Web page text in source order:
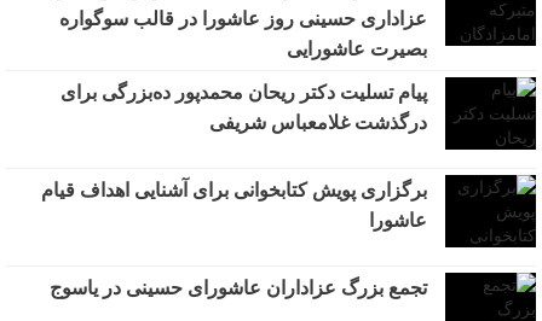
عزاداری حسینی روز عاشورا در قالب سوگواره
بصیرت عاشورایی
پیام تسلیت دکتر ریحان محمدپور ده‌بزرگی برای
درگذشت غلامعباس شریفی
برگزاری پویش کتابخوانی برای آشنایی اهداف قیام
عاشورا
تجمع بزرگ عزاداران عاشورای حسینی در یاسوج